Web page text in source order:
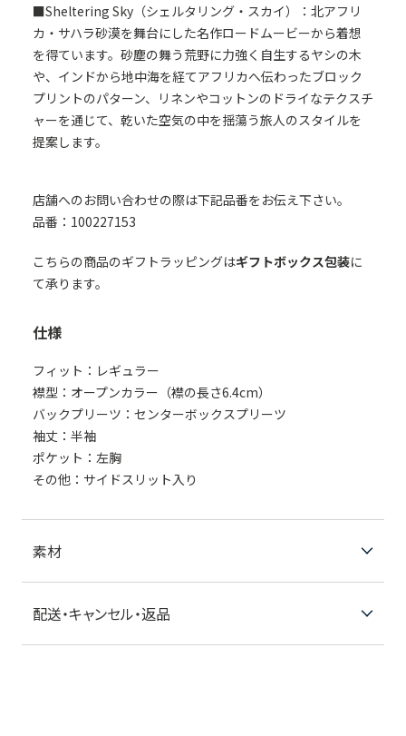
■Sheltering Sky（シェルタリング・スカイ）：北アフリ
カ・サハラ砂漠を舞台にした名作ロードムービーから着想
を得ています。砂塵の舞う荒野に力強く自生するヤシの木
や、インドから地中海を経てアフリカへ伝わったブロック
プリントのパターン、リネンやコットンのドライなテクスチ
ャーを通じて、乾いた空気の中を揺蕩う旅人のスタイルを
提案します。
店舗へのお問い合わせの際は下記品番をお伝え下さい。
品番：100227153
こちらの商品のギフトラッピングはギフトボックス包装に
て承ります。
仕様
フィット：レギュラー
襟型：オープンカラー（襟の長さ6.4cm）
バックプリーツ：センターボックスプリーツ
袖丈：半袖
ポケット：左胸
その他：サイドスリット入り
素材
配送・キャンセル・返品